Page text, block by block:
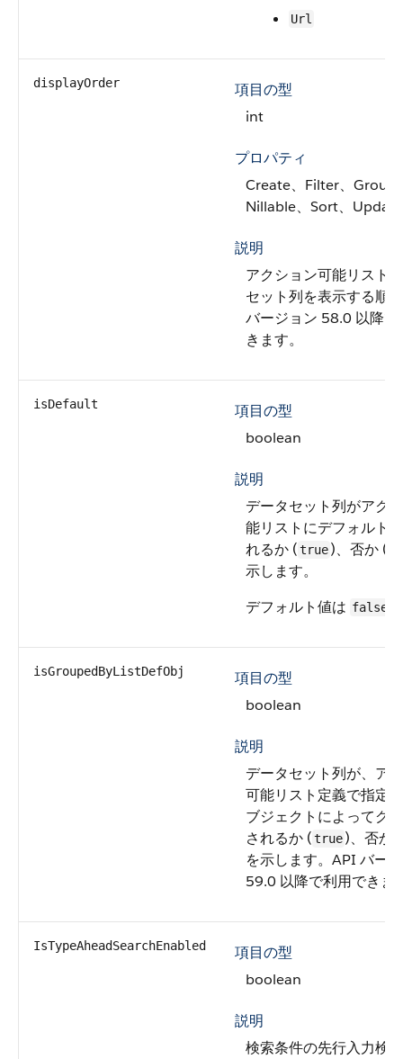
Url
displayOrder
項目の型
int
プロパティ
Create、Filter、Group
Nillable、Sort、Update
説明
アクション可能リスト
セット列を表示する順
バージョン 58.0 以降で
きます。
isDefault
項目の型
boolean
説明
データセット列がアク
能リストにデフォルト
れるか (true)、否か (
示します。
デフォルト値は false
isGroupedByListDefObj
項目の型
boolean
説明
データセット列が、ア
可能リスト定義で指定
ブジェクトによってグ
されるか (true)、否か (
を示します。API バー
59.0 以降で利用できま
IsTypeAheadSearchEnabled
項目の型
boolean
説明
検索条件の先行入力検